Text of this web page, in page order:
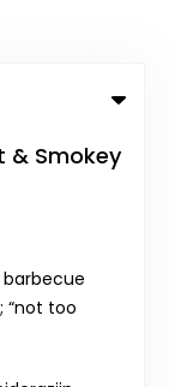
& Smokey
barbecue
“not too